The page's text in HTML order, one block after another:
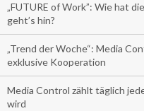
„FUTURE of Work”: Wie hat
geht’s hin?
„Trend der Woche“: Media
exklusive Kooperation
Media Control zählt täglich
wird